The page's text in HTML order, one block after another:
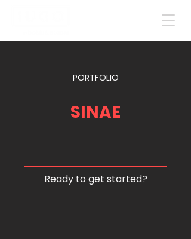
PORTFOLIO
SINAE
Ready to get started?